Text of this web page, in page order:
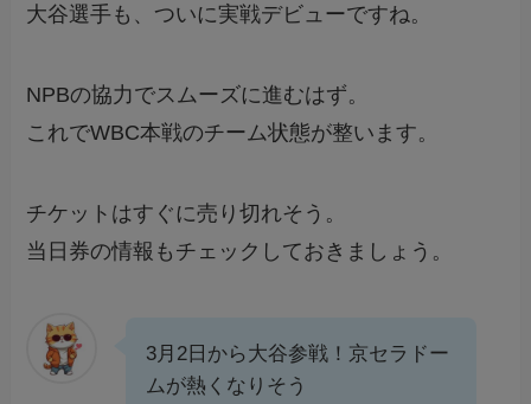
大谷選手も、ついに実戦デビューですね。
NPBの協力でスムーズに進むはず。
これでWBC本戦のチーム状態が整います。
チケットはすぐに売り切れそう。
当日券の情報もチェックしておきましょう。
3月2日から大谷参戦！京セラドー
ムが熱くなりそう